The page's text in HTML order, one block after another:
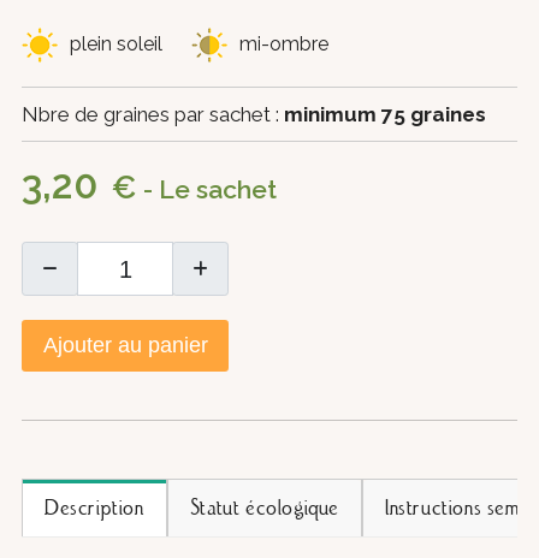
plein soleil mi-ombre
Nbre de graines par sachet : minimum 75 graines
3,20 € - Le sachet
Ajouter au panier
Description Statut écologique Instructions semis